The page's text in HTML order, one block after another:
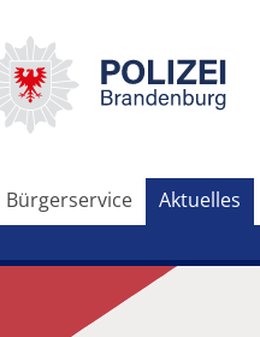
Bürgerservice Aktuelles